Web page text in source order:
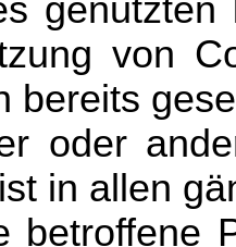
von
bereits
oder
in allen
betroffene